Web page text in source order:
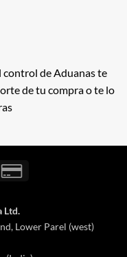
control de Aduanas te
de tu compra o te lo
Ltd.
Lower Parel (west)